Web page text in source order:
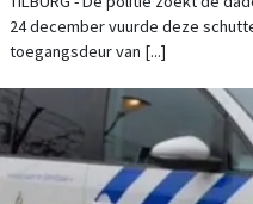
24 december vuurde deze
toegangsdeur van [...]